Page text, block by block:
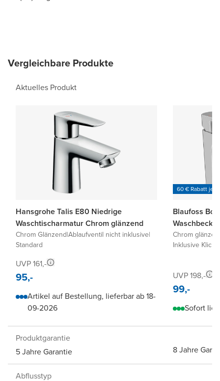
Vergleichbare Produkte
Aktuelles Produkt
Hansgrohe Talis E80 Niedrige
Waschtischarmatur Chrom glänzend
Chrom Glänzend|Ablaufventil nicht inklusive|
Standard
UVP 161,-
95,-
Artikel auf Bestellung, lieferbar ab 18-
09-2026
60 € Rabatt je
Blaufoss
Chrom
Inklusive
UVP 198,-
99,-
Sofort
Produktgarantie
5 Jahre Garantie
8 Jahre
Abflusstyp